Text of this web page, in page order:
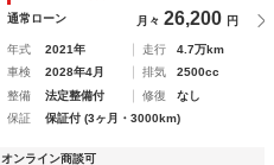
通常ローン 月々 26,200 円
年式 2021年 走行
4.7万km
車検
2028年4月 排気
2500cc
整備
法定整備付 修復
なし
保証
保証付 (3ヶ月・3000km)
オンライン商談可